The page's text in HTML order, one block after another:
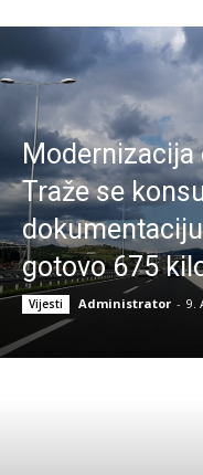
Modernizacija
Traže se
gotovo 675
Vijesti Administrator - 9.